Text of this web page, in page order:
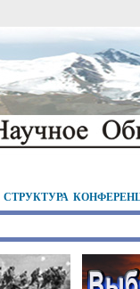
СТРУКТУРА